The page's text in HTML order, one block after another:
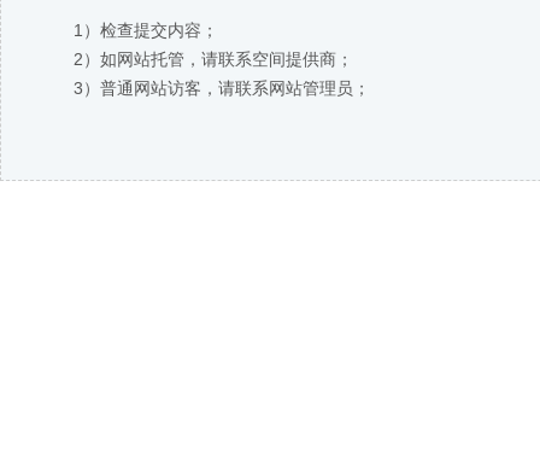
1）检查提交内容；
2）如网站托管，请联系空间提供商；
3）普通网站访客，请联系网站管理员；